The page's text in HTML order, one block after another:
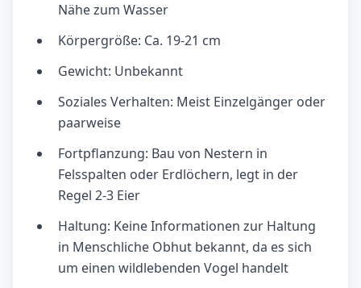
Nähe zum Wasser
Körpergröße: Ca. 19-21 cm
Gewicht: Unbekannt
Soziales Verhalten: Meist Einzelgänger oder
paarweise
Fortpflanzung: Bau von Nestern in
Felsspalten oder Erdlöchern, legt in der
Regel 2-3 Eier
Haltung: Keine Informationen zur Haltung
in Menschliche Obhut bekannt, da es sich
um einen wildlebenden Vogel handelt